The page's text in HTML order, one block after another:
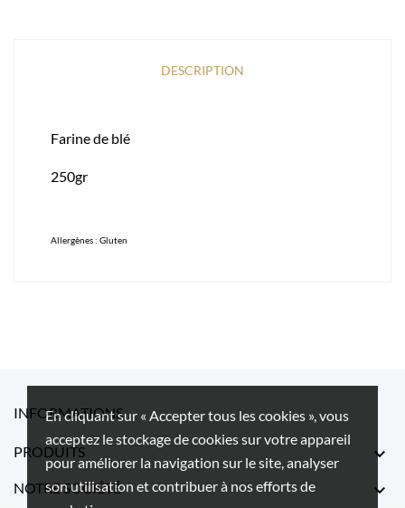
En cliquant sur « Accepter tous les cookies », vous
acceptez le stockage de cookies sur votre appareil
pour améliorer la navigation sur le site, analyser
son utilisation et contribuer à nos efforts de
DESCRIPTION
Farine de blé
250gr
Allergènes : Gluten
INFORMATIONS
PRODUITS 
NOTRE SOCIÉTÉ 